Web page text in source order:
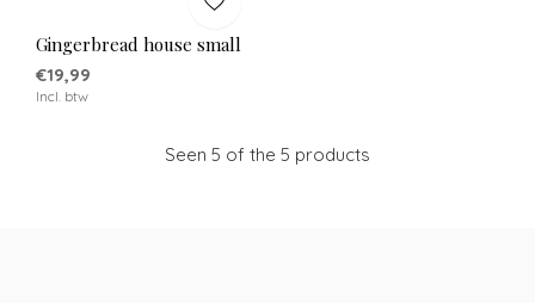
Gingerbread house small
€19,99
Incl. btw
Seen 5 of the 5 products